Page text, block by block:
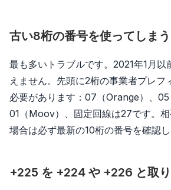
古い8桁の番号を使ってしまう
最も多いトラブルです。2021年1月以
えません。先頭に2桁の事業者プレフ
必要があります：07（Orange）、05
01（Moov）、固定回線は27です。
場合は必ず最新の10桁の番号を確認し
+225 を +224 や +226 と取